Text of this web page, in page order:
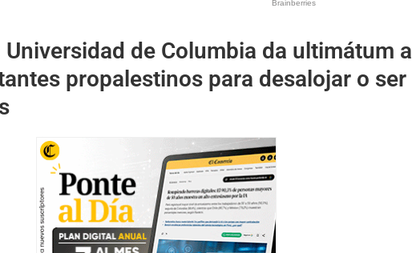
Universidad de Columbia da ultimátum a
propalestinos para desalojar o ser